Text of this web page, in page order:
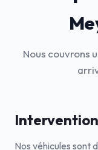
Nous couvrons
Nos véhicules sont